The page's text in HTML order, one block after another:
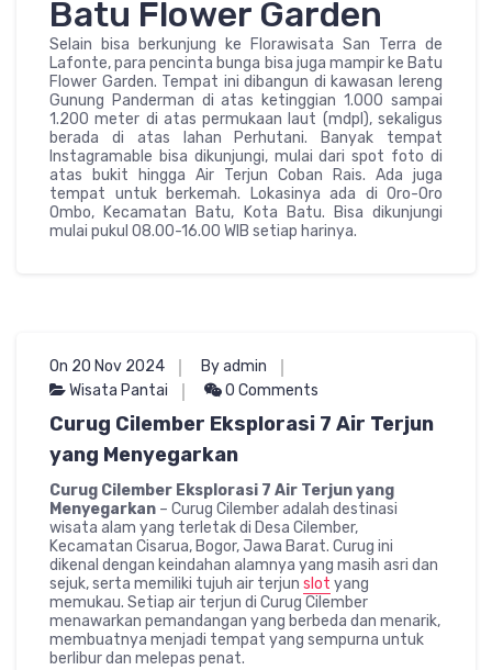
Batu Flower Garden
Selain bisa berkunjung ke Florawisata San Terra de
Lafonte, para pencinta bunga bisa juga mampir ke Batu
Flower Garden. Tempat ini dibangun di kawasan lereng
Gunung Panderman di atas ketinggian 1.000 sampai
1.200 meter di atas permukaan laut (mdpl), sekaligus
berada di atas lahan Perhutani. Banyak tempat
Instagramable bisa dikunjungi, mulai dari spot foto di
atas bukit hingga Air Terjun Coban Rais. Ada juga
tempat untuk berkemah. Lokasinya ada di Oro-Oro
Ombo, Kecamatan Batu, Kota Batu. Bisa dikunjungi
mulai pukul 08.00-16.00 WIB setiap harinya.
On 20 Nov 2024
By admin
Wisata Pantai
0 Comments
Curug Cilember Eksplorasi 7 Air Terjun
yang Menyegarkan
Curug Cilember Eksplorasi 7 Air Terjun yang
Menyegarkan – Curug Cilember adalah destinasi
wisata alam yang terletak di Desa Cilember,
Kecamatan Cisarua, Bogor, Jawa Barat. Curug ini
dikenal dengan keindahan alamnya yang masih asri dan
sejuk, serta memiliki tujuh air terjun slot yang
memukau. Setiap air terjun di Curug Cilember
menawarkan pemandangan yang berbeda dan menarik,
membuatnya menjadi tempat yang sempurna untuk
berlibur dan melepas penat.